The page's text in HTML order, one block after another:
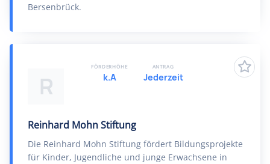
Bersenbrück.
R
Reinhard Mohn Stiftung
Die Reinhard Mohn Stiftung fördert Bildungsprojekte
für Kinder, Jugendliche und junge Erwachsene in
FÖRDERHÖHE
k.A
ANTRAG
Jederzeit